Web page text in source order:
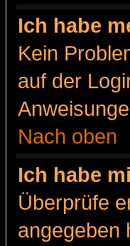
Ich habe
Kein
auf der
Nach oben
Ich habe
Überprüfe
angegeben